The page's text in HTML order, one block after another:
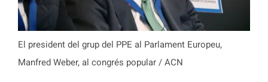
El president del grup del PPE al Parlament Europeu,
Manfred Weber, al congrés popular / ACN